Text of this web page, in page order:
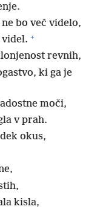
bo več videlo,
videl. +
revnih,
ki ga je
moči,
v prah.
okus,
kisla,